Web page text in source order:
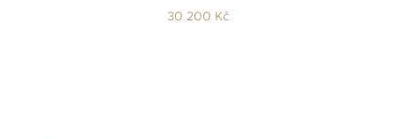
30 200 Kč